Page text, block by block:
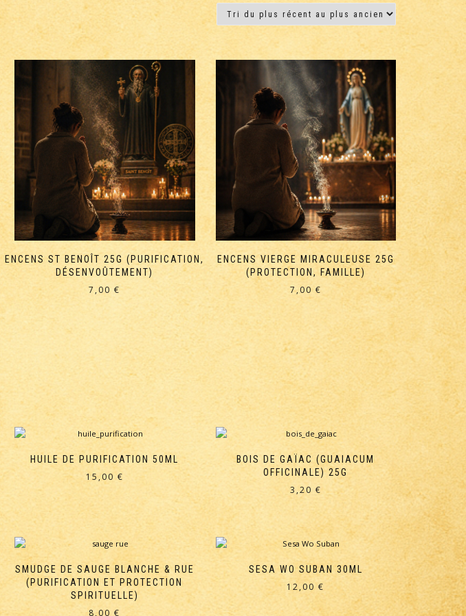
ENCENS ST BENOÎT 25G (PURIFICATION,
DÉSENVOÛTEMENT)
7,00€
ENCENS VIERGE MIRACULEUSE 25G
(PROTECTION, FAMILLE)
7,00 €
HUILE DE PURIFICATION 50ML
15,00 €
BOIS DE GAÏAC (GUAIACUM
OFFICINALE) 25G
3,20 €
SMUDGE DE SAUGE BLANCHE & RUE
(PURIFICATION ET PROTECTION
SPIRITUELLE)
8,00€
SESA WO SUBAN 30ML
12,00€